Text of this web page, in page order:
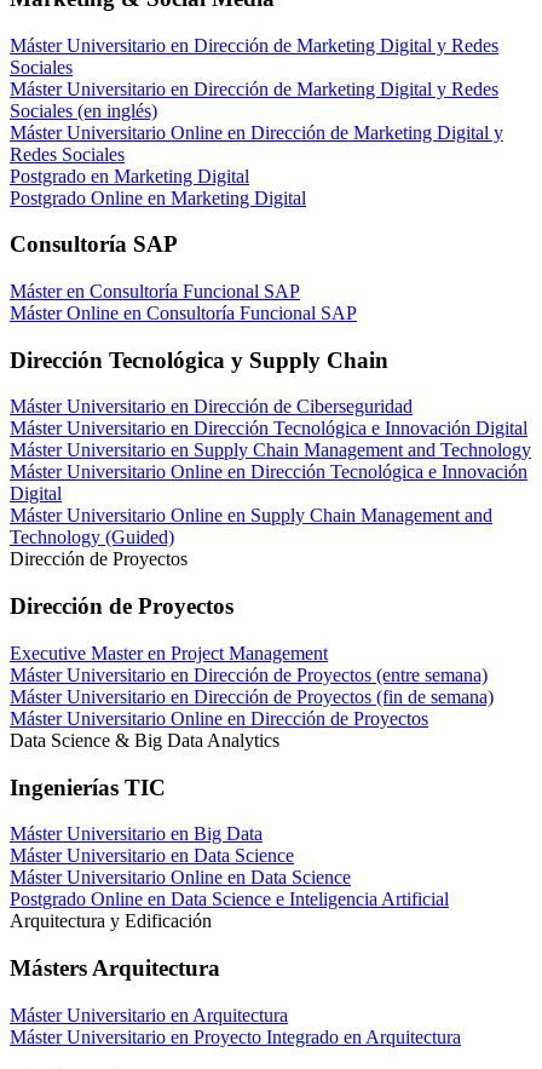
Máster Universitario en Dirección de Marketing Digital y Redes
Sociales
Máster Universitario en Dirección de Marketing Digital y Redes
Sociales (en inglés)
Máster Universitario Online en Dirección de Marketing Digital y
Redes Sociales
Postgrado en Marketing Digital
Postgrado Online en Marketing Digital
Consultoría SAP
Máster en Consultoría Funcional SAP
Máster Online en Consultoría Funcional SAP
Dirección Tecnológica y Supply Chain
Máster Universitario en Dirección de Ciberseguridad
Máster Universitario en Dirección Tecnológica e Innovación Digital
Máster Universitario en Supply Chain Management and Technology
Máster Universitario Online en Dirección Tecnológica e Innovación
Digital
Máster Universitario Online en Supply Chain Management and
Technology (Guided)
Dirección de Proyectos
Dirección de Proyectos
Executive Master en Project Management
Máster Universitario en Dirección de Proyectos (entre semana)
Máster Universitario en Dirección de Proyectos (fin de semana)
Máster Universitario Online en Dirección de Proyectos
Data Science & Big Data Analytics
Ingenierías TIC
Máster Universitario en Big Data
Máster Universitario en Data Science
Máster Universitario Online en Data Science
Postgrado Online en Data Science e Inteligencia Artificial
Arquitectura y Edificación
Másters Arquitectura
Máster Universitario en Arquitectura
Máster Universitario en Proyecto Integrado en Arquitectura